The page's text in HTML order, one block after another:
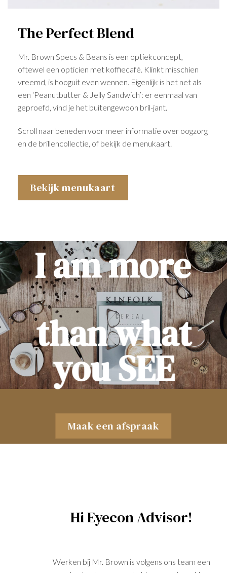
The Perfect Blend
Mr. Brown Specs & Beans is een optiekconcept,
oftewel een opticien met koffiecafé. Klinkt misschien
vreemd, is hooguit even wennen. Eigenlijk is het net als
een ‘Peanutbutter & Jelly Sandwich’: er eenmaal van
geproefd, vind je het buitengewoon bril-jant.
Scroll naar beneden voor meer informatie over oogzorg
en de brillencollectie, of bekijk de menukaart.
Bekijk menukaart
than what
you SEE
Maak een afspraak
I am more
Hi Eyecon Advisor!
Werken bij Mr. Brown is volgens ons team een